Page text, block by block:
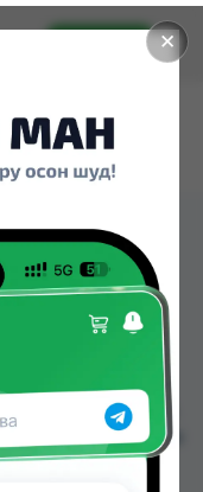
✕
Установить
№6
или
Мадад Фарм 156,
по цене
и других